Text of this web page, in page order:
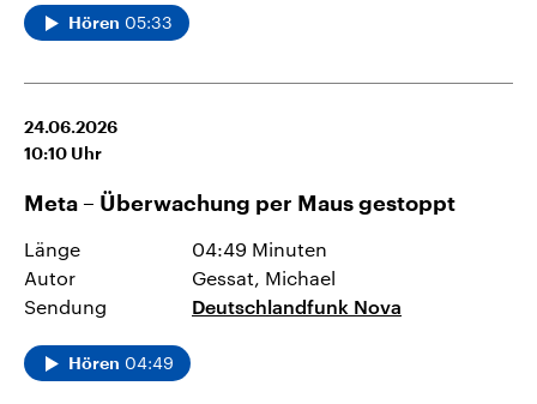
Hören 05:33
24.06.2026
10:10 Uhr
Meta – Überwachung per Maus gestoppt
Länge
04:49 Minuten
Autor
Gessat, Michael
Sendung
Deutschlandfunk Nova
Hören 04:49